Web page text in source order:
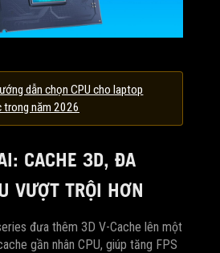
dẫn chọn CPU cho laptop
trong năm 2026
CACHE 3D, ĐA
VƯỢT TRỘI HƠN
đưa thêm 3D V-Cache lên một
gần nhân CPU, giúp tăng FPS